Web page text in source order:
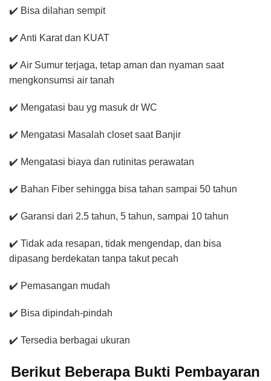
✔️ Bisa dilahan sempit
✔️ Anti Karat dan KUAT
✔️ Air Sumur terjaga, tetap aman dan nyaman saat
mengkonsumsi air tanah
✔️ Mengatasi bau yg masuk dr WC
✔️ Mengatasi Masalah closet saat Banjir
✔️ Mengatasi biaya dan rutinitas perawatan
✔️ Bahan Fiber sehingga bisa tahan sampai 50 tahun
✔️ Garansi dari 2.5 tahun, 5 tahun, sampai 10 tahun
✔️ Tidak ada resapan, tidak mengendap, dan bisa
dipasang berdekatan tanpa takut pecah
✔️ Pemasangan mudah
✔️ Bisa dipindah-pindah
✔️ Tersedia berbagai ukuran
Berikut Beberapa Bukti Pembayaran